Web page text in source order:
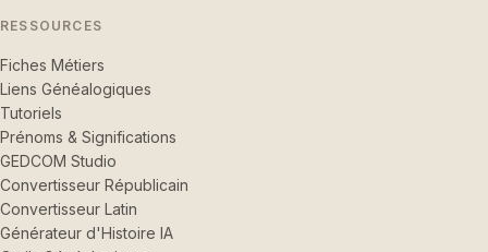
RESSOURCES
Fiches Métiers
Liens Généalogiques
Tutoriels
Prénoms & Significations
GEDCOM Studio
Convertisseur Républicain
Convertisseur Latin
Générateur d'Histoire IA